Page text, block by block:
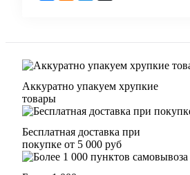
Аккуратно упакуем хрупкие
товары
Бесплатная доставка при
покупке от 5 000 руб